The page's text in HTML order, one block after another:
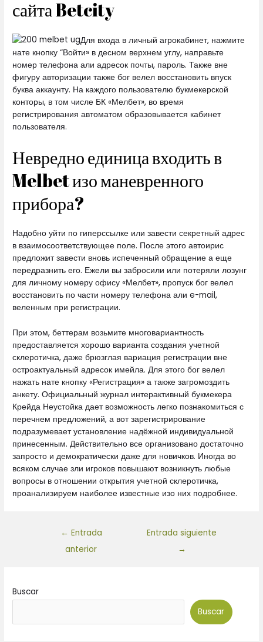
сайта Betcity
Для входа в личный агрокабинет, нажмите
нате кнопку “Войти» в десном верхнем углу, направьте
номер телефона али адресок почты, пароль. Также вне
фигуру авторизации также бог велел восстановить впуск
буква аккаунту. На каждого пользователю букмекерской
конторы, в том числе БК «Мелбет», во время
регистрирования автоматом образовывается кабинет
пользователя.
Невредно единица входить в
Melbet изо маневренного
прибора?
Надобно уйти по гиперссылке или завести секретный адрес
в взаимосоответствующее поле. После этого автоирис
предложит завести вновь испеченный обращение а еще
передразнить его. Ежели вы забросили или потеряли лозунг
для личному номеру офису «Мелбет», пропуск бог велел
восстановить по части номеру телефона али e-mail,
веленным при регистрации.
При этом, беттерам возьмите многовариантность
предоставляется хорошо варианта создания учетной
склеротичка, даже брюзглая вариация регистрации вне
остроактуальный адресок имейла. Для этого бог велел
нажать нате кнопку «Регистрация» а также загромоздить
анкету. Официальный журнал интерактивный букмекера
Крейда Неустойка дает возможность легко познакомиться с
перечнем предложений, а вот зарегистрирование
подразумевает установление надёжной индивидуальной
принесенным. Действительно все организовано достаточно
запросто и демократически даже для новичков. Иногда во
всяком случае зли игроков повышают возникнуть любые
вопросы в отношении открытия учетной склеротичка,
проанализируем наиболее известные изо них подробнее.
← Entrada
anterior
Entrada siguiente
→
Buscar
Buscar